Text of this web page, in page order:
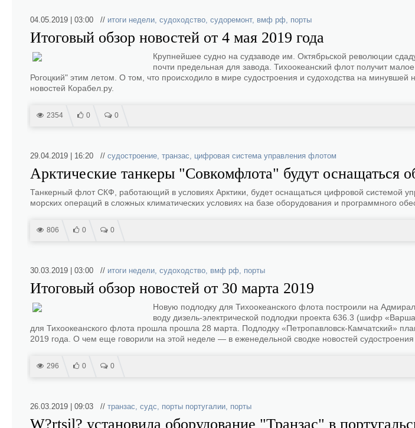
04.05.2019 | 03:00 // итоги недели, судоходство, судоремонт, вмф рф, порты
Итоговый обзор новостей от 4 мая 2019 года
Крупнейшее судно на судзаводе им. Октябрьской революции
почти предельная для завода. Тихоокеанский флот получит
Рогоцкий" этим летом. О том, что происходило в мире судостроения и судоходства на минувшей
новостей Корабел.ру.
2354 0 0
29.04.2019 | 16:20 // судостроение, транзас, цифровая система управления флотом
Арктические танкеры "Совкомфлота" будут оснащаться
Танкерный флот СКФ, работающий в условиях Арктики, будет оснащаться цифровой системой
морских операций в сложных климатических условиях на базе оборудования и программного
806 0 0
30.03.2019 | 03:00 // итоги недели, судоходство, вмф рф, порты
Итоговый обзор новостей от 30 марта 2019
Новую подлодку для Тихоокеанского флота построили на
воду дизель-электрической подлодки проекта 636.3 (шифр
для Тихоокеанского флота прошла прошла 28 марта. Подлодку «Петропавловск-Камчатский»
2019 года. О чем еще говорили на этой неделе — в еженедельной сводке новостей судостроения
296 0 0
26.03.2019 | 09:03 // транзас, судс, порты португалии, порты
W?rtsil? установила оборудование "Транзас" в